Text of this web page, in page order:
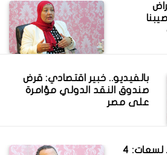
بالفيديو.. خبير اقتصادي: قرض
صندوق النقد الدولي مؤامرة
على مصر
بالفيديو.. أستاذ تاريخ لـ لسعات: 4